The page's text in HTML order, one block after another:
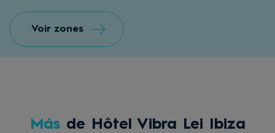
Voir zones
Másde Hôtel Vibra Lei Ibiza